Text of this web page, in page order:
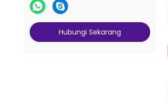
Hubungi Sekarang